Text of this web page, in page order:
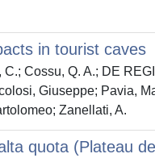
in tourist caves
Cossu, Q. A.; DE
Giuseppe; Pavia,
Zanellati, A.
quota (Plateau